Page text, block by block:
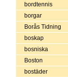
bordtennis
borgar
Borås Tidning
boskap
bosniska
Boston
bostäder